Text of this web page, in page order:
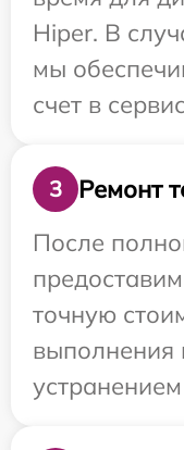
Hiper. В
мы
счет в
3
Ремонт
После
точную
выполнения